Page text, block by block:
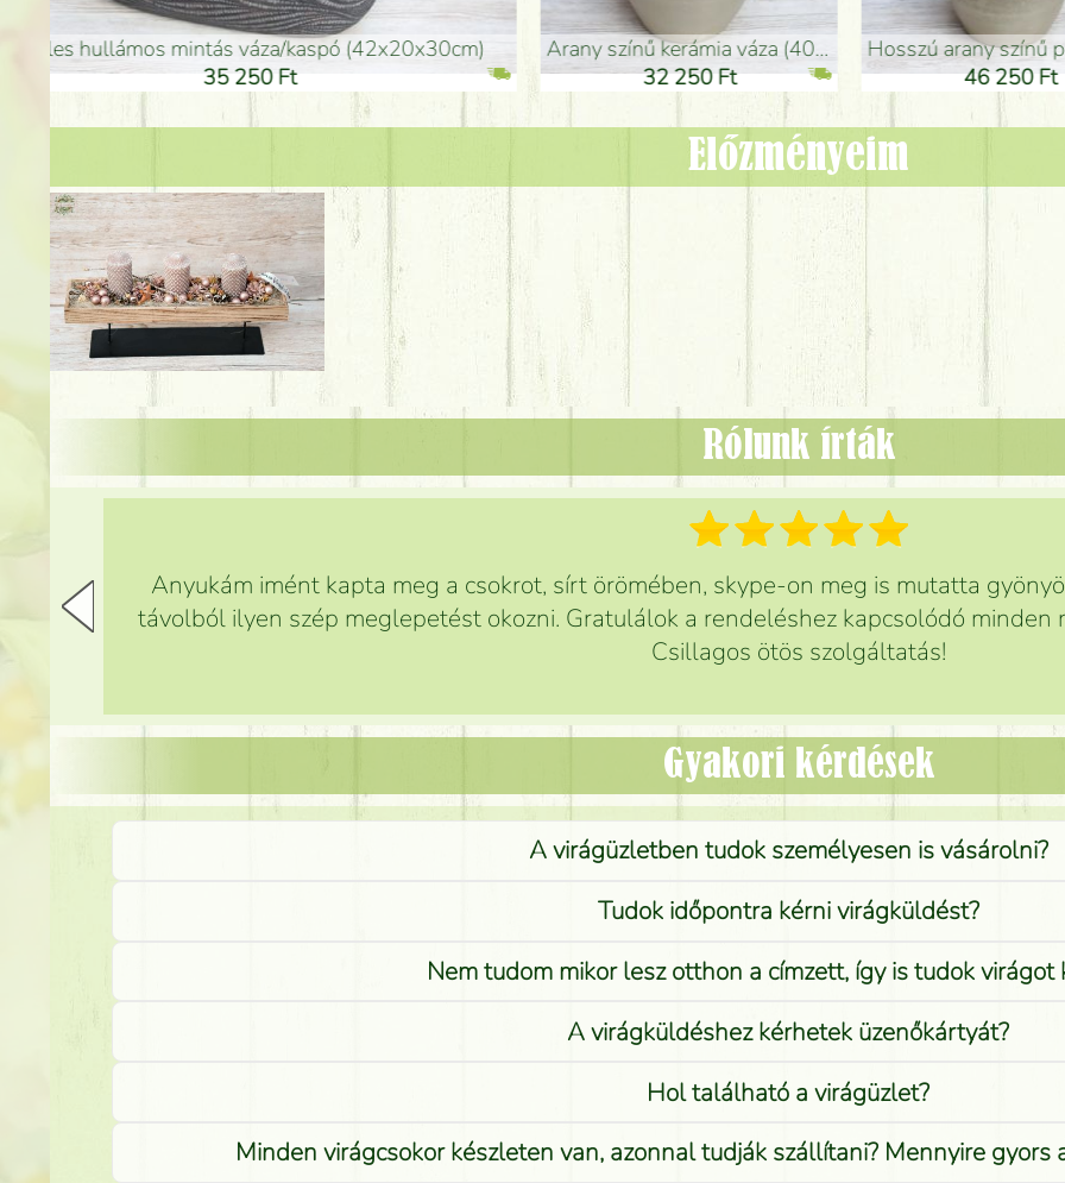
arany színű kerámia váza (40x26cm)
32 250 Ft
hosszú arany színű padlóváza (50x29cm)
46 250 Ft
fekete design váza (15x20cm)
11 250 Ft
Előzményeim
Rólunk írták
Anyukám imént kapta meg a csokrot, sírt örömében, skype-on meg is mutatta
távolból ilyen szép meglepetést okozni. Gratulálok a rendeléshez kapcsolódó minden
Csillagos ötös szolgáltatás!
Gyakori kérdések
A virágüzletben tudok személyesen is vásárolni?
Tudok időpontra kérni virágküldést?
Nem tudom mikor lesz otthon a címzett, így is tudok virágot
A virágküldéshez kérhetek üzenőkártyát?
Hol található a virágüzlet?
Minden virágcsokor készleten van, azonnal tudják szállítani? Mennyire gyors